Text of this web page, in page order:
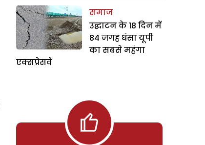
समाज
उद्घाटन के 18 दिन में
84 जगह धंसा यूपी
का सबसे महंगा
एक्सप्रेसवे